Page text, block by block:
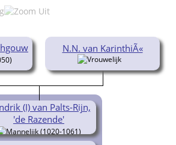
N.N. van KarinthiÃ«
(I) van Palts-Rijn,
'de Razende'
(1020-1061)